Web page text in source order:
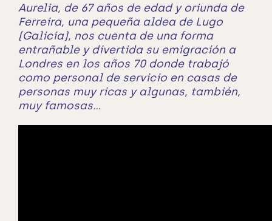
Aurelia, de 67 años de edad y oriunda de
Ferreira, una pequeña aldea de Lugo
(Galicia), nos cuenta de una forma
entrañable y divertida su emigración a
Londres en los años 70 donde trabajó
como personal de servicio en casas de
personas muy ricas y algunas, también,
muy famosas…